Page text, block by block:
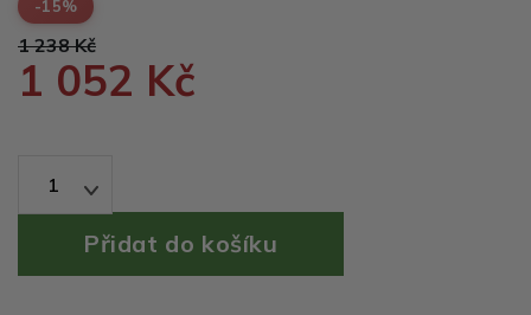
-15%
1 238 Kč
1 052 Kč
1